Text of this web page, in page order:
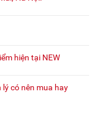
hiện tại NEW
có nên mua hay